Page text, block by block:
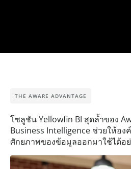
THE AWARE ADVANTAGE
โซลูชัน Yellowfin BI สุดล้ำของ
Business Intelligence ช่วยให้อง
ศักยภาพของข้อมูลออกมาใช้ได้อย่